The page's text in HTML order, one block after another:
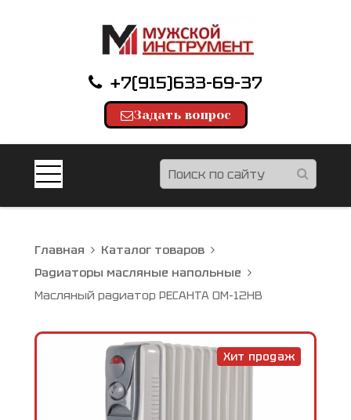
+7(915)633-69-37
Задать вопрос
Главная
Каталог товаров
Радиаторы масляные напольные
Масляный радиатор РЕСАНТА ОМ-12НВ
Хит продаж